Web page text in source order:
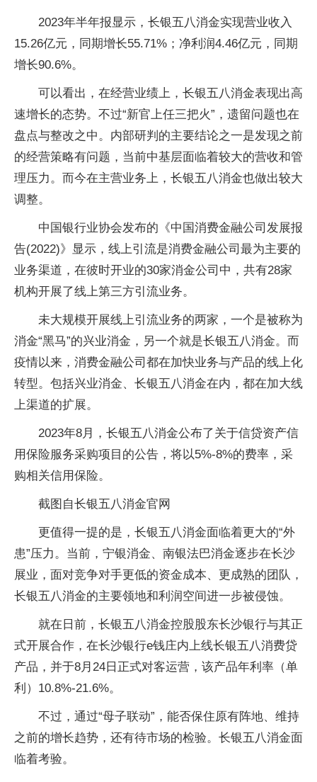
2023年半年报显示，长银五八消金实现营业收入
15.26亿元，同期增长55.71%；净利润4.46亿元，同期
增长90.6%。
可以看出，在经营业绩上，长银五八消金表现出高
速增长的态势。不过“新官上任三把火”，遗留问题也在
盘点与整改之中。内部研判的主要结论之一是发现之前
的经营策略有问题，当前中基层面临着较大的营收和管
理压力。而今在主营业务上，长银五八消金也做出较大
调整。
中国银行业协会发布的《中国消费金融公司发展报
告(2022)》显示，线上引流是消费金融公司最为主要的
业务渠道，在彼时开业的30家消金公司中，共有28家
机构开展了线上第三方引流业务。
未大规模开展线上引流业务的两家，一个是被称为
消金“黑马”的兴业消金，另一个就是长银五八消金。而
疫情以来，消费金融公司都在加快业务与产品的线上化
转型。包括兴业消金、长银五八消金在内，都在加大线
上渠道的扩展。
2023年8月，长银五八消金公布了关于信贷资产信
用保险服务采购项目的公告，将以5%-8%的费率，采
购相关信用保险。
截图自长银五八消金官网
更值得一提的是，长银五八消金面临着更大的“外
患”压力。当前，宁银消金、南银法巴消金逐步在长沙
展业，面对竞争对手更低的资金成本、更成熟的团队，
长银五八消金的主要领地和利润空间进一步被侵蚀。
就在日前，长银五八消金控股股东长沙银行与其正
式开展合作，在长沙银行e钱庄内上线长银五八消费贷
产品，并于8月24日正式对客运营，该产品年利率（单
利）10.8%-21.6%。
不过，通过“母子联动”，能否保住原有阵地、维持
之前的增长趋势，还有待市场的检验。长银五八消金面
临着考验。